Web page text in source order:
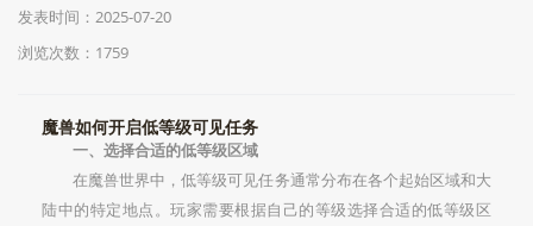
发表时间：2025-07-20
浏览次数：1759
魔兽如何开启低等级可见任务
一、选择合适的低等级区域
在魔兽世界中，低等级可见任务通常分布在各个起始区域和大
陆中的特定地点。玩家需要根据自己的等级选择合适的低等级区